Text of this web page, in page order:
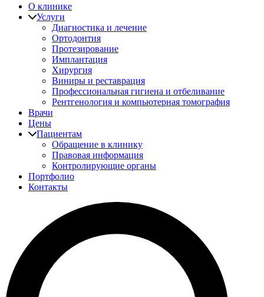
О клинике
Услуги
Диагностика и лечение
Ортодонтия
Протезирование
Имплантация
Хирургия
Виниры и реставрация
Профессиональная гигиена и отбеливание
Рентгенология и компьютерная томография
Врачи
Цены
Пациентам
Обращение в клинику
Правовая информация
Контролирующие органы
Портфолио
Контакты